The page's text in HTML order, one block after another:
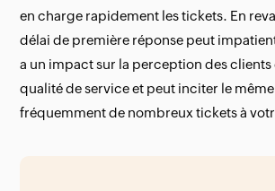
en charge rapidement les tickets. En
délai de première réponse peut
a un impact sur la perception des clients
qualité de service et peut inciter le
fréquemment de nombreux tickets à